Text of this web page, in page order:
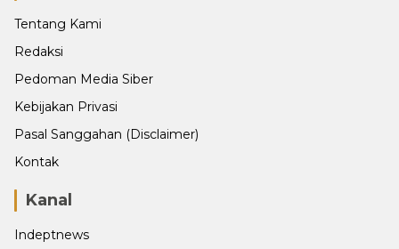
Tentang Kami
Redaksi
Pedoman Media Siber
Kebijakan Privasi
Pasal Sanggahan (Disclaimer)
Kontak
Kanal
Indeptnews